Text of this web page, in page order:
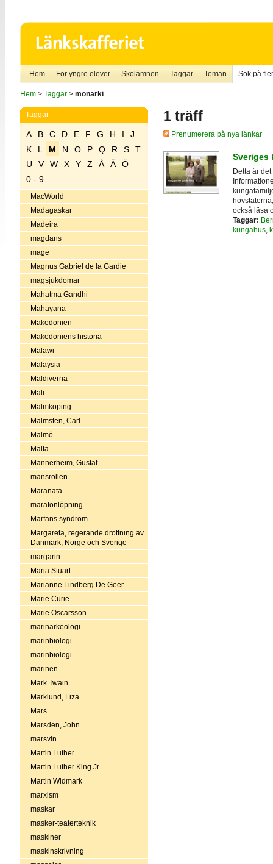
Hem För yngre elever Skolämnen Taggar Teman Sök på
Hem> Taggar> monarki
Taggar
A B C D E F G H I
J
K
L M N O P Q R S
T
U
V W X Y Z Å Ä
Ö
0 - 9
MacWorld
Madagaskar
Madeira
magdans
mage
Magnus Gabriel de la Gardie
magsjukdomar
Mahatma Gandhi
Mahayana
Makedonien
Makedoniens historia
Malawi
Malaysia
Maldiverna
Mali
Malmköping
Malmsten, Carl
Malmö
Malta
Mannerheim, Gustaf
mansrollen
Maranata
maratonlöpning
Marfans syndrom
Margareta, regerande drottning av
Danmark, Norge och Sverige
margarin
Maria Stuart
Marianne Lindberg De Geer
Marie Curie
Marie Oscarsson
marinarkeologi
marinbiologi
marinbiologi
marinen
Mark Twain
Marklund, Liza
Mars
Marsden, John
marsvin
Martin Luther
Martin Luther King Jr.
Martin Widmark
marxism
maskar
masker-teaterteknik
maskiner
maskinskrivning
1 träff
Prenumerera på nya länkar
Sveriges
Detta är
också läsa
Taggar:
kungahus,